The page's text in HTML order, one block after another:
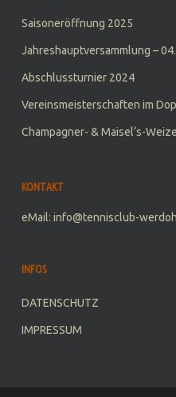
Saisoneröffnung 2025
Jahreshauptversammlung –
Abschlussturnier 2024
Vereinsmeisterschaften im
Champagner- & Maisel‘s-
KONTAKT
eMail: info@tennisclub-
INFOS
DATENSCHUTZ
IMPRESSUM